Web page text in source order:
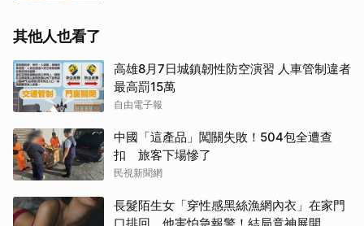
其他人也看了
高雄8月7日城鎮韌性防空演習 人車管制違者
最高罰15萬
自由電子報
中國「這產品」闖關失敗！504包全遭查
扣 旅客下場慘了
民視新聞網
長髮陌生女「穿性感黑絲漁網內衣」在家門
口排回 他害怕急報警！結局竟神展開